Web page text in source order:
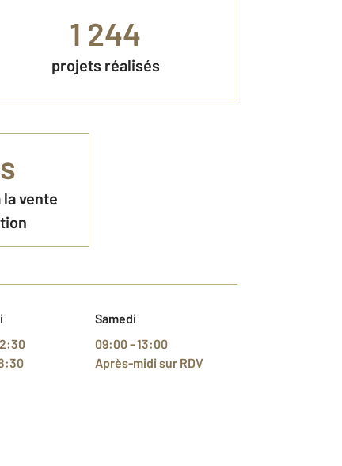
1 244
projets réalisés
vente
Samedi
09:00 - 13:00
Après-midi sur RDV